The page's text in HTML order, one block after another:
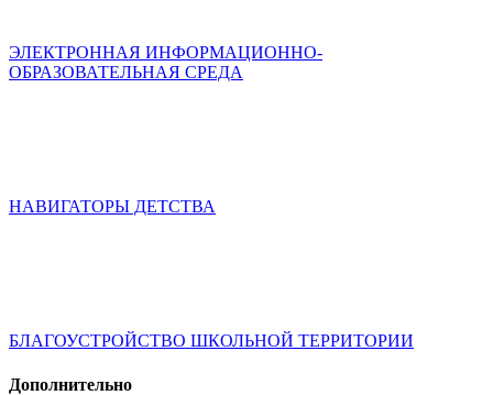
ЭЛЕКТРОННАЯ ИНФОРМАЦИОННО-
ОБРАЗОВАТЕЛЬНАЯ СРЕДА
НАВИГАТОРЫ ДЕТСТВА
БЛАГОУСТРОЙСТВО ШКОЛЬНОЙ ТЕРРИТОРИИ
Дополнительно